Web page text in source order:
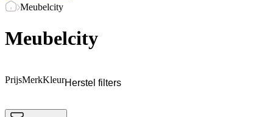
Meubelcity
Meubelcity
PrijsMerkKleurHerstel filters